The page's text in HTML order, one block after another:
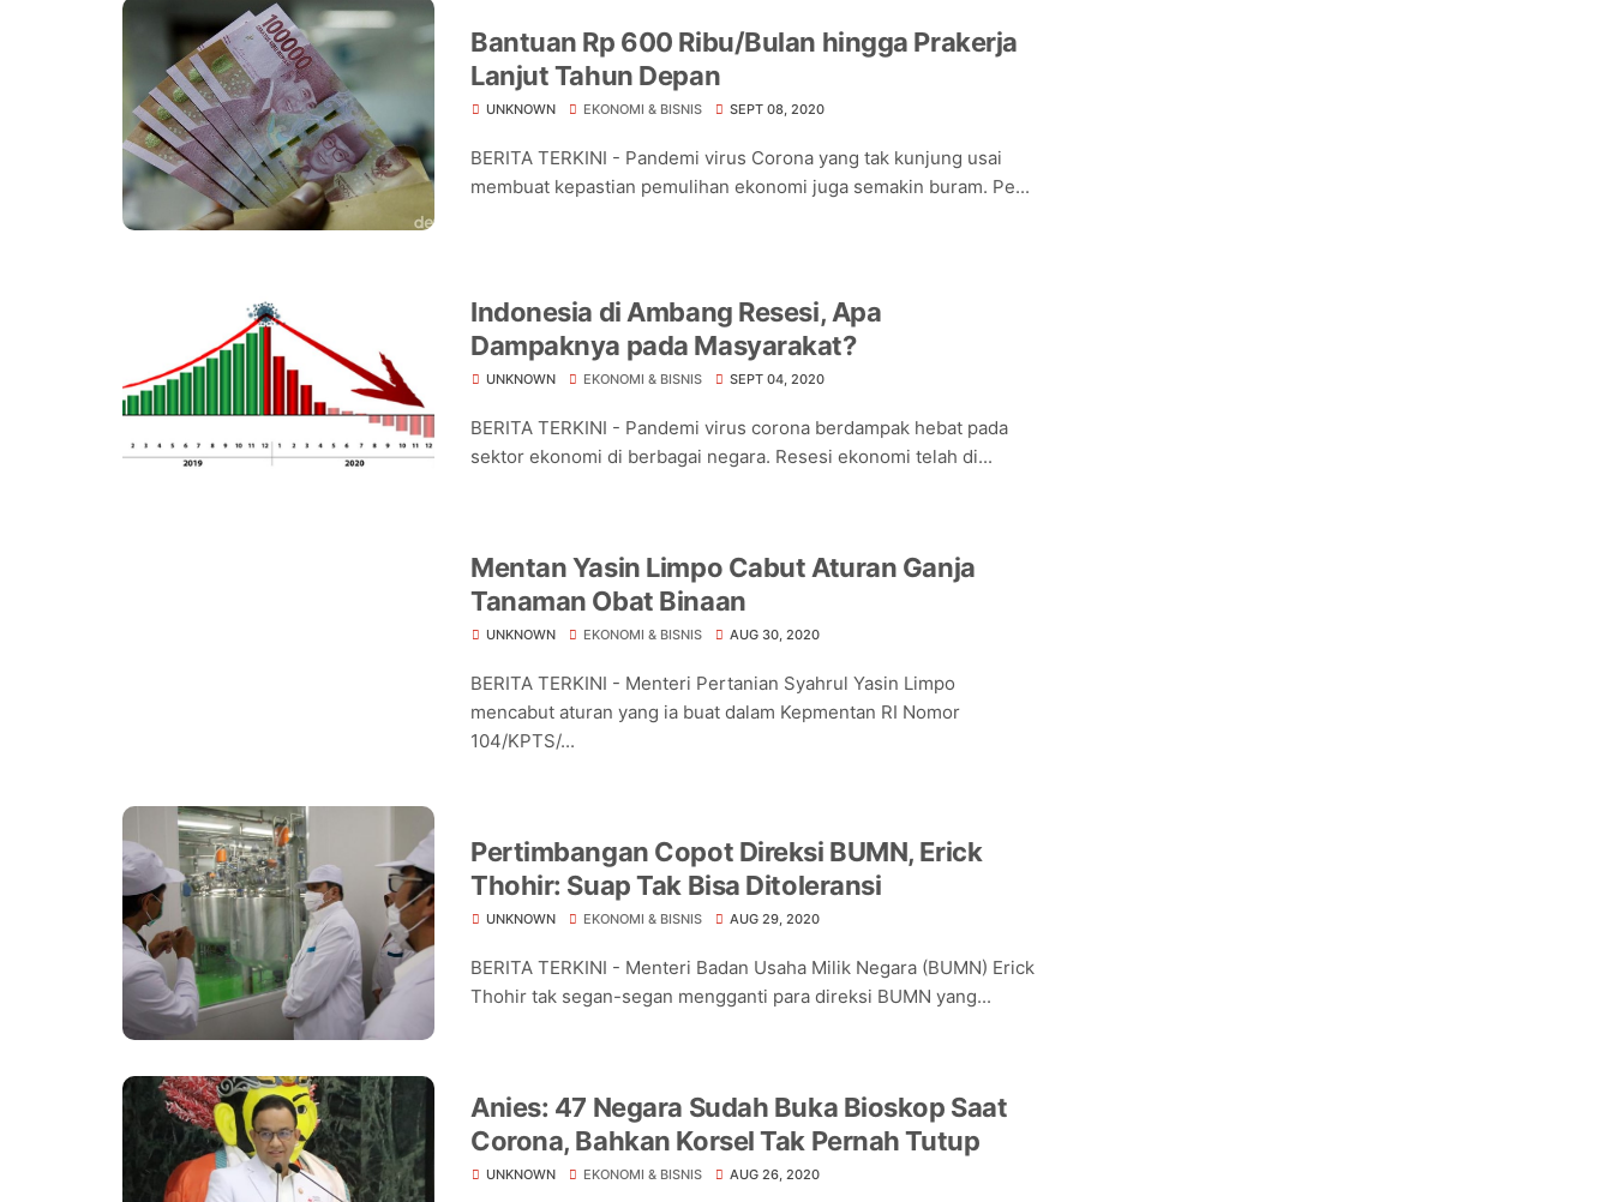
Bantuan Rp 600 Ribu/Bulan hingga Prakerja
Lanjut Tahun Depan
UNKNOWN EKONOMI & BISNIS SEPT 08, 2020
BERITA TERKINI - Pandemi virus Corona yang tak kunjung usai
membuat kepastian pemulihan ekonomi juga semakin buram. Pe...
Indonesia di Ambang Resesi, Apa
Dampaknya pada Masyarakat?
UNKNOWN EKONOMI & BISNIS SEPT 04, 2020
BERITA TERKINI - Pandemi virus corona berdampak hebat pada
sektor ekonomi di berbagai negara. Resesi ekonomi telah di...
Mentan Yasin Limpo Cabut Aturan Ganja
Tanaman Obat Binaan
UNKNOWN EKONOMI & BISNIS AUG 30, 2020
BERITA TERKINI - Menteri Pertanian Syahrul Yasin Limpo
mencabut aturan yang ia buat dalam Kepmentan RI Nomor
104/KPTS/...
Pertimbangan Copot Direksi BUMN, Erick
Thohir: Suap Tak Bisa Ditoleransi
UNKNOWN EKONOMI & BISNIS AUG 29, 2020
BERITA TERKINI - Menteri Badan Usaha Milik Negara (BUMN) Erick
Thohir tak segan-segan mengganti para direksi BUMN yang...
Anies: 47 Negara Sudah Buka Bioskop Saat
Corona, Bahkan Korsel Tak Pernah Tutup
UNKNOWN EKONOMI & BISNIS AUG 26, 2020